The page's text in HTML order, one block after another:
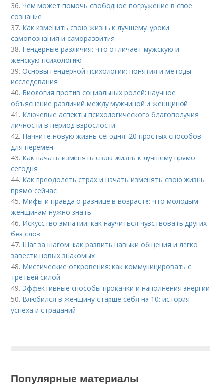
36.Чем может помочь свободное погружение в свое
сознание
37. Как изменить свою жизнь к лучшему: уроки
самопознания и саморазвития
38. Гендерные различия: что отличает мужскую и
женскую психологию
39.Основы гендерной психологии: понятия и методы
исследования
40. Биология против социальных ролей: научное
объяснение различий между мужчиной и женщиной
41. Ключевые аспекты психологического благополучия
личности в период взрослости
42. Начните новую жизнь сегодня: 20 простых способов
для перемен
43. Как начать изменять свою жизнь к лучшему прямо
сегодня
44. Как преодолеть страх и начать изменять свою жизнь
прямо сейчас
45. Мифы и правда о разнице в возрасте: что молодым
женщинам нужно знать
46. Искусство эмпатии: как научиться чувствовать других
без слов
47. Шаг за шагом: как развить навыки общения и легко
завести новых знакомых
48. Мистические откровения: как коммуницировать с
третьей силой
49. Эффективные способы прокачки и наполнения энергии
50. Влюбился в женщину старше себя на 10: история
успеха и страданий
Популярные материалы